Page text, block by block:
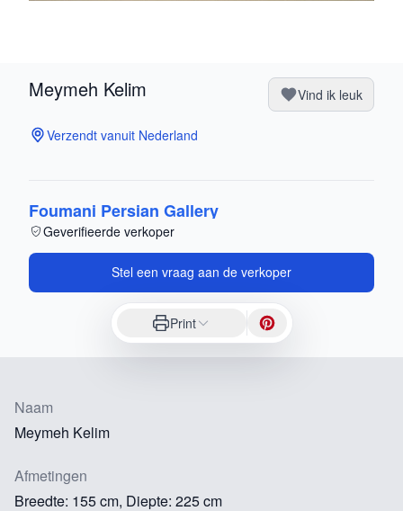
Meymeh Kelim Vind ik leuk
Verzendt vanuit Nederland
Foumani Persian Gallery
Geverifieerde verkoper
Stel een vraag aan de verkoper
Print
Naam
Meymeh Kelim
Afmetingen
Breedte: 155 cm, Diepte: 225 cm